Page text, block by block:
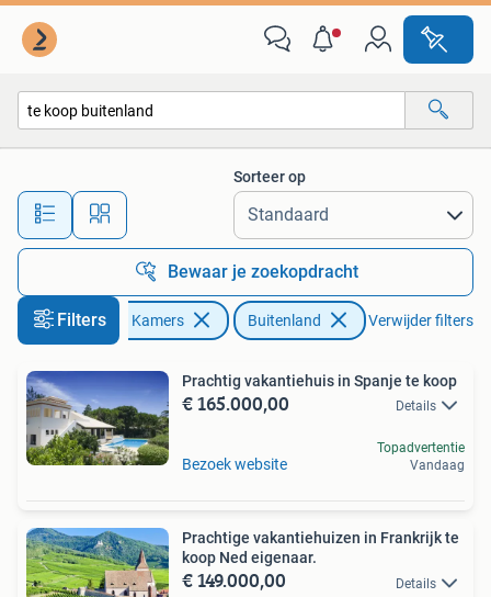
Alle afstanden…
Sorteer op
Bewaar je zoekopdracht
Filters
Huizen en Kamers Buitenland Verwijder filters
Prachtig vakantiehuis in Spanje te koop
€ 165.000,00 Details
Bezoek website
Topadvertentie
Vandaag
Prachtige vakantiehuizen in Frankrijk te
koop Ned eigenaar.
€ 149.000,00 Details